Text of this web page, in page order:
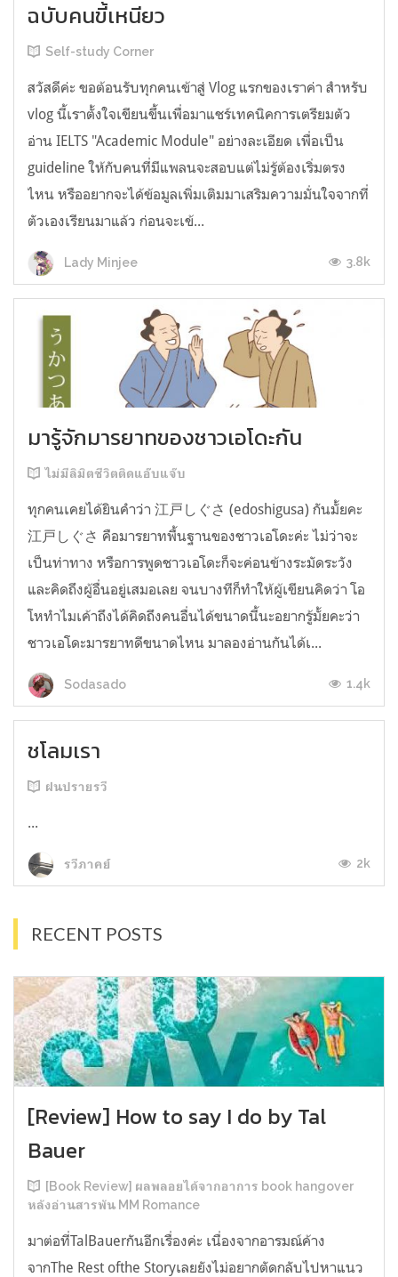
ฉบับคนขี้เหนียว
Self-study Corner
สวัสดีค่ะ ขอต้อนรับทุกคนเข้าสู่ Vlog แรกของเราค่า สำหรับ
vlog นี้เราตั้งใจเขียนขึ้นเพื่อมาแชร์เทคนิคการเตรียมตัว
อ่าน IELTS "Academic Module" อย่างละเอียด เพื่อเป็น
guideline ให้กับคนที่มีแพลนจะสอบแต่ไม่รู้ต้องเริ่มตรง
ไหน หรืออยากจะได้ข้อมูลเพิ่มเติมมาเสริมความมั่นใจจากที่
ตัวเองเรียนมาแล้ว ก่อนจะเข้...
Lady Minjee 3.8k
มารู้จักมารยาทของชาวเอโดะกัน
ไม่มีลิมิตชีวิตติดแอ๊บแจ๊บ
ทุกคนเคยได้ยินคำว่า 江戸しぐさ (edoshigusa) กันมั้ยคะ
江戸しぐさ คือมารยาทพื้นฐานของชาวเอโดะค่ะ ไม่ว่าจะ
เป็นท่าทาง หรือการพูดชาวเอโดะก็จะค่อนข้างระมัดระวัง
และคิดถึงผู้อื่นอยู่เสมอเลย จนบางทีก็ทำให้ผู้เขียนคิดว่า โอ
โหทำไมเค้าถึงได้คิดถึงคนอื่นได้ขนาดนี้นะอยากรู้มั้ยคะว่า
ชาวเอโดะมารยาทดีขนาดไหน มาลองอ่านกันได้เ...
Sodasado 1.4k
ชโลมเรา
ฝนปรายรวี
...
รวีภาคย์ 2k
RECENT POSTS
[Review] How to say I do by Tal
Bauer
[Book Review] ผลพลอยได้จากอาการ book hangover
หลังอ่านสารพัน MM Romance
มาต่อที่TalBauerกันอีกเรื่องค่ะ เนื่องจากอารมณ์ค้าง
จากThe Rest ofthe Storyเลยยังไม่อยากตัดกลับไปหาแนว